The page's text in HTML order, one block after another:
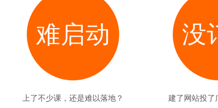
难启动
上了不少课，还是难以落地？
没
建了网站投了